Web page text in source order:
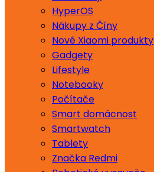
HyperOS
Nákupy z Číny
Nové Xiaomi produkty
Gadgety
Lifestyle
Notebooky
Počítače
Smart domácnost
Smartwatch
Tablety
Značka Redmi